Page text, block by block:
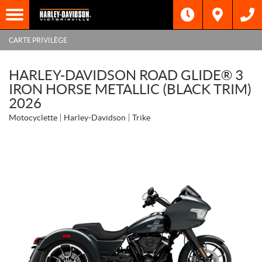
CARTE PRIVILÈGE
HARLEY-DAVIDSON ROAD GLIDE® 3
IRON HORSE METALLIC (BLACK TRIM)
2026
Motocyclette Harley-Davidson Trike